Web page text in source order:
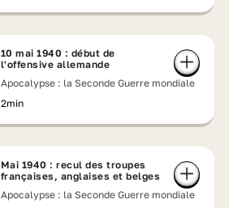
10 mai 1940 : début de
l'offensive allemande
Apocalypse : la Seconde Guerre mondiale
2min
Mai 1940 : recul des troupes
françaises, anglaises et belges
Apocalypse : la Seconde Guerre mondiale